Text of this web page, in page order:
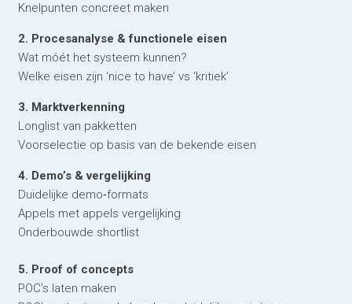
Knelpunten concreet maken
2. Procesanalyse & functionele eisen
Wat móét het systeem kunnen?
Welke eisen zijn ‘nice to have’ vs ‘kritiek’
3. Marktverkenning
Longlist van pakketten
Voorselectie op basis van de bekende eisen
4. Demo’s & vergelijking
Duidelijke demo‑formats
Appels met appels vergelijking
Onderbouwde shortlist
5. Proof of concepts
POC’s laten maken